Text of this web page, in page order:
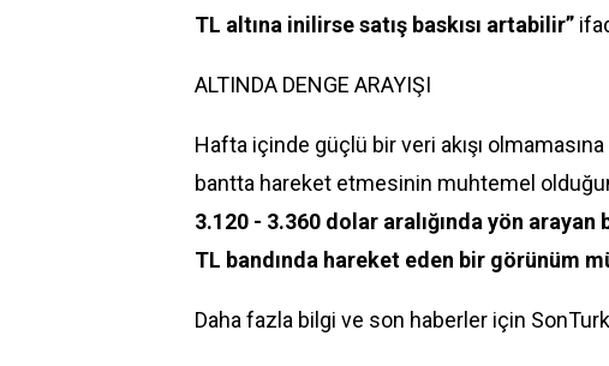
TL altına inilirse satış baskısı artabilir”
ALTINDA DENGE ARAYIŞI
Hafta içinde güçlü bir veri akışı olmamasına
bantta hareket etmesinin muhtemel
3.120 - 3.360 dolar aralığında yön
TL bandında hareket eden bir görünüm
Daha fazla bilgi ve son haberler için